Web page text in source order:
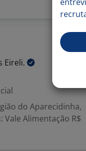
Eireli.
do Aparecidinha,
Vale Alimentação R$